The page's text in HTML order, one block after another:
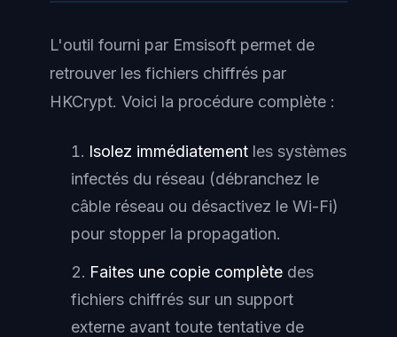
L'outil fourni par Emsisoft permet de
retrouver les fichiers chiffrés par
HKCrypt. Voici la procédure complète :
Isolez immédiatement les systèmes
infectés du réseau (débranchez le
câble réseau ou désactivez le Wi-Fi)
pour stopper la propagation.
Faites une copie complète des
fichiers chiffrés sur un support
externe avant toute tentative de